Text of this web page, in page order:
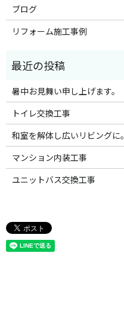
ブログ
リフォーム施工事例
暑中お見舞い申し上げます。
トイレ交換工事
和室を解体し広いリビングに。
マンション内装工事
ユニットバス交換工事